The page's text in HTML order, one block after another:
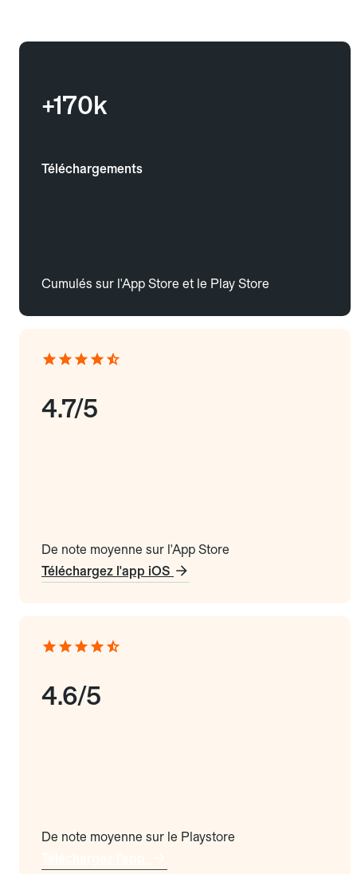
+170k
Téléchargements
Cumulés sur l'App Store et le Play Store
4.7/5
De note moyenne sur l'App Store
Téléchargez l'app iOS
4.6/5
De note moyenne sur le Playstore